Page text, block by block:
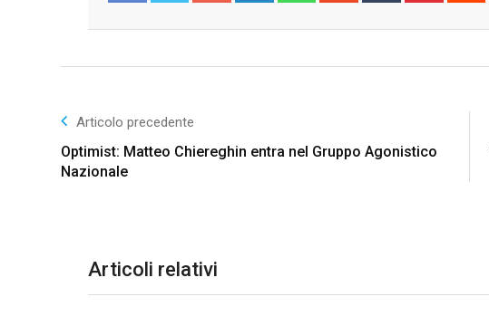
Articolo precedente
Optimist: Matteo Chiereghin entra nel Gruppo Agonistico
Nazionale
Articoli relativi